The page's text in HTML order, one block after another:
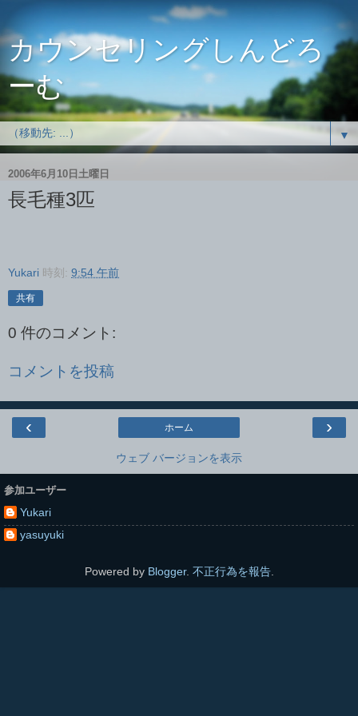
カウンセリングしんどろ
ーむ
▼
2006年6月10日土曜日
長毛種3匹
Yukari 時刻: 9:54 午前
共有
0 件のコメント:
コメントを投稿
‹ ›
ホーム
ウェブ バージョンを表示
参加ユーザー
Yukari
yasuyuki
Powered by Blogger. 不正行為を報告.